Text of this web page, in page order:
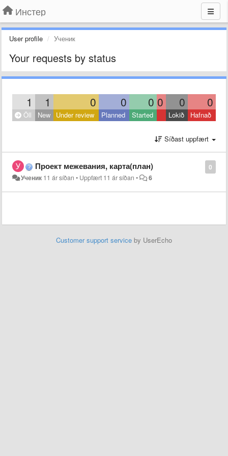
Инстер
User profile Ученик
Your requests by status
1 1 0 0 0 0 0 0
Öll New Under review Planned Started Lokið Hafnað
Síðast uppfært
0
Проект межевания, карта(план)
Ученик 11 ár síðan • Uppfært 11 ár síðan • 6
Customer support service by UserEcho